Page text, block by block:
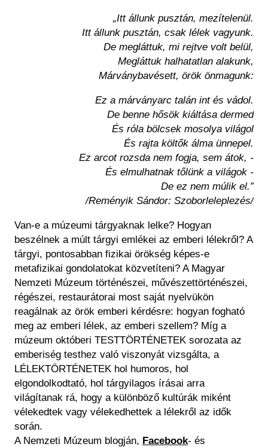
„Itt állunk pusztán, mezítelenül.
Itt állunk pusztán, csak lélek vagyunk.
De megláttuk, mi rejtve volt belül,
Megláttuk halhatatlan alakunk,
Márványbavésett, örök önmagunk:
Ez a márványarc talán int és vádol.
De benne hősök kiáltása dermed
És róla bölcsek mosolya világol
És rajta költők álma ünnepel.
Ez arcot rozsda nem fogja, sem átok, -
És elmulhatnak tőlünk a világok -
De ez nem múlik el.”
/Reményik Sándor: Szoborleleplezés/
Van-e a múzeumi tárgyaknak lelke? Hogyan
beszélnek a múlt tárgyi emlékei az emberi lélekről? A
tárgyi, pontosabban fizikai örökség képes-e
metafizikai gondolatokat közvetíteni? A Magyar
Nemzeti Múzeum történészei, művészettörténészei,
régészei, restaurátorai most saját nyelvükön
reagálnak az örök emberi kérdésre: hogyan fogható
meg az emberi lélek, az emberi szellem? Míg a
múzeum októberi TESTTÖRTÉNETEK sorozata az
emberiség testhez való viszonyát vizsgálta, a
LÉLEKTÖRTÉNETEK hol humoros, hol
elgondolkodtató, hol tárgyilagos írásai arra
világítanak rá, hogy a különböző kultúrák miként
vélekedtek vagy vélekedhettek a lélekről az idők
során.
A Nemzeti Múzeum blogján, Facebook- és